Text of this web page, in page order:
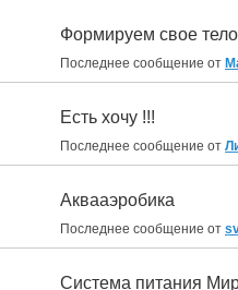
Формируем свое
Последнее сообщение от
Есть хочу !!!
Последнее сообщение от
Аквааэробика
Последнее сообщение от
Система питания